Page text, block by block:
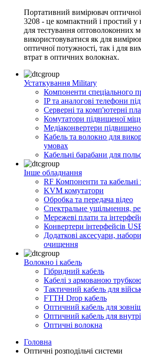
Портативний вимірювач
3208 - це компактний і простий у
для тестування оптоволоконних
використовуватися як для
оптичної потужності, так і для
втрат в оптичних волокнах.
Устаткування Military
Компоненти спеціального
IP та аналогові телефони
Серверні та комп'ютерні
Комутатори підвищеної
Медіаконвертери
Кабель та волокно для
умовах
Кабельні барабани для
Інше обладнання
RF Компоненти та кабельні
KVM комутатори
Обробка та передача відео
Спектральне ущільнення,
Мережеві плати та
Конвертери інтерфейсів
Додаткові аксесуари,
очищення
Волокно і кабель
Гібридний кабель
Кабелі з армованою
Тактичний кабель для
FTTH Drop кабель
Оптичний кабель для
Оптичний кабель для
Оптичні волокна
Головна
Оптичні розподільчі системи